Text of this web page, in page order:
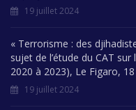
19 juillet 2024
« Terrorisme : des
sujet de l’étude du CAT
2020 à 2023), Le Figaro,
19 juillet 2024